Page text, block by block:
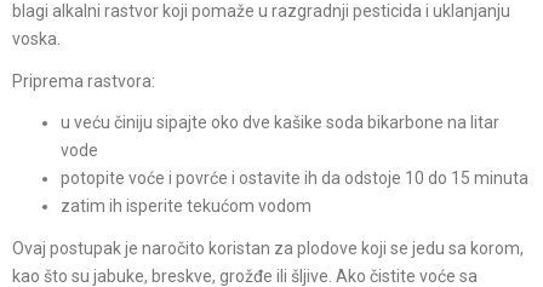
blagi alkalni rastvor koji pomaže u razgradnji pesticida i uklanjanju
voska.
Priprema rastvora:
u veću činiju sipajte oko dve kašike soda bikarbone na litar
vode
potopite voće i povrće i ostavite ih da odstoje 10 do 15 minuta
zatim ih isperite tekućom vodom
Ovaj postupak je naročito koristan za plodove koji se jedu sa korom,
kao što su jabuke, breskve, grožđe ili šljive. Ako čistite voće sa